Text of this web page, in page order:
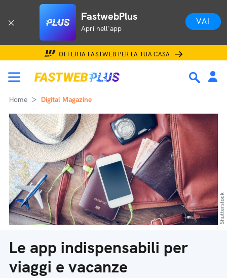
FastwebPlus
Apri nell'app
VAI
OFFERTA FASTWEB PER LA TUA CASA
Home Digital Magazine
Le app indispensabili per
viaggi e vacanze
Shutterstock